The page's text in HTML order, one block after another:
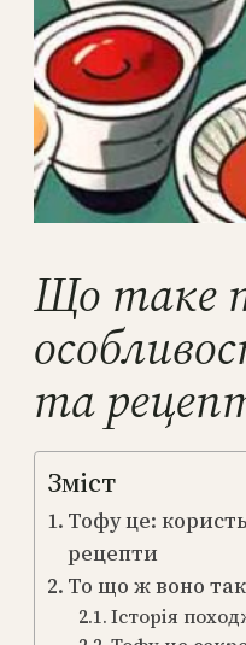
Що таке
та
Зміст
Тофу це:
рецепти
То що ж воно
Історія